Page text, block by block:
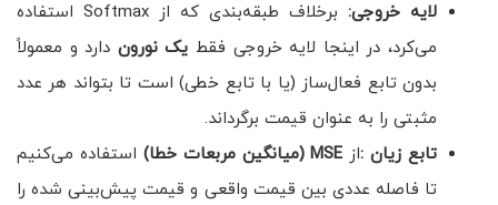
لایه خروجی:
برخلاف طبقه‌بندی که از Softmax استفاده
می‌کرد، در اینجا لایه خروجی فقط یک نورون دارد و معمولاً
بدون تابع فعال‌ساز (یا با تابع خطی) است تا بتواند هر عدد
مثبتی را به عنوان قیمت برگرداند.
تابع زیان :از MSE (میانگین مربعات خطا) استفاده می‌کنیم
تا فاصله عددی بین قیمت واقعی و قیمت پیش‌بینی شده را